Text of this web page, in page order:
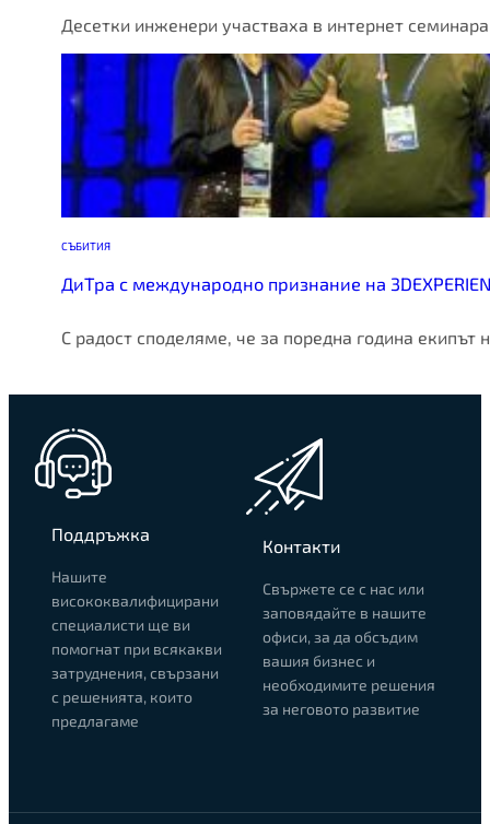
Десетки инженери участваха в интернет
СЪБИТИЯ
ДиТра с международно признание на
С радост споделяме, че за поредна година екипът
Поддръжка
Нашите
висококвалифицирани
специалисти ще ви
помогнат при всякакви
затруднения, свързани
с решенията, които
предлагаме
Контакти
Свържете се с нас или
заповядайте в нашите
офиси, за да обсъдим
вашия бизнес и
необходимите решения
за неговото развитие